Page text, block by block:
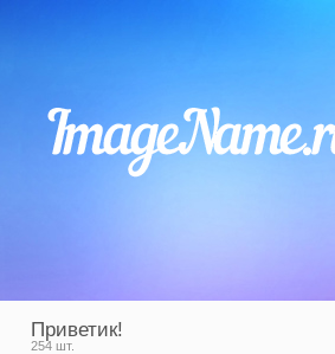
Приветик!
254 шт.